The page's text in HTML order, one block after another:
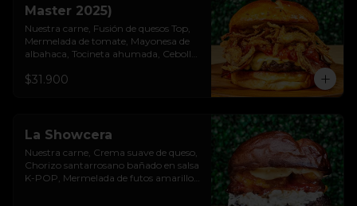
Master 2025)
Nuestra carne, Fusión de quesos Top,
Mermelada de tomate, Mayonesa de
albahaca, Tocineta ahumada, Cebolla
$31.900
La Showcera
Nuestra carne, Crema suave de queso,
Chorizo santarrosano bañado en salsa
K-POP, Mermelada de futos amarillos,